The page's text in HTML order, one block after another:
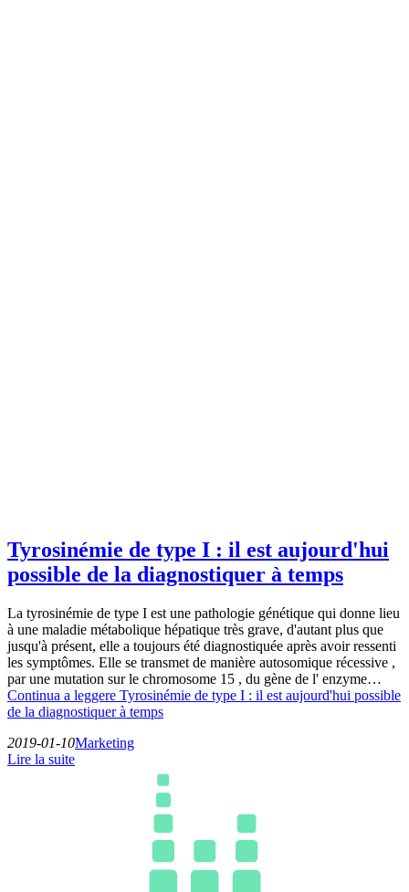
Tyrosinémie de type I : il est aujourd'hui
possible de la diagnostiquer à temps
La tyrosinémie de type I est une pathologie génétique qui donne lieu
à une maladie métabolique hépatique très grave, d'autant plus que
jusqu'à présent, elle a toujours été diagnostiquée après avoir ressenti
les symptômes. Elle se transmet de manière autosomique récessive ,
par une mutation sur le chromosome 15 , du gène de l' enzyme…
Continua a leggere Tyrosinémie de type I : il est aujourd'hui possible
de la diagnostiquer à temps
2019-01-10Marketing
Lire la suite